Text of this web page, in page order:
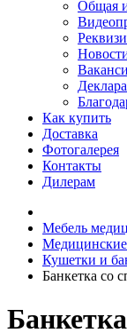
Общая
Как купить
Доставка
Фотогалерея
Контакты
Дилерам
Мебель
Медицинские
Кушетки и
Банкетка со